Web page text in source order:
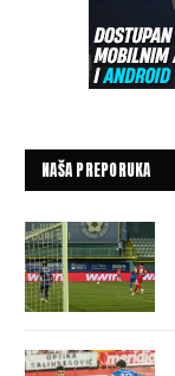
NAŠA PREPORUKA